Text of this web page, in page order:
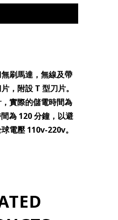
刷馬達，無線及帶
，附設 T 型刀片。
實際的儲電時間為
為 120 分鐘，以避
電壓 110v-220v。